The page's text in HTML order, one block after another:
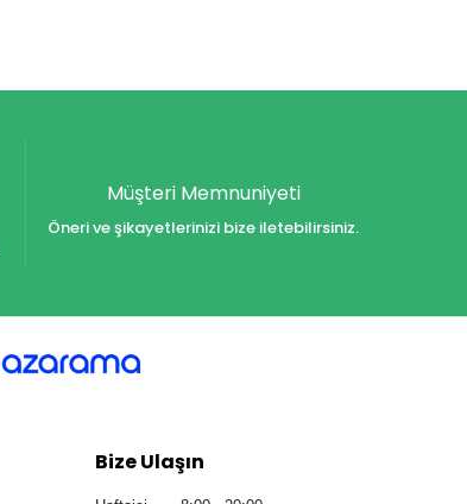
Müşteri Memnuniyeti
Öneri ve şikayetlerinizi bize iletebilirsiniz.
Bize Ulaşın